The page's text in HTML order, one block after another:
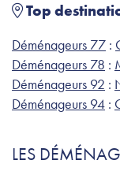
Top
Déménageurs 77 :
Déménageurs 78 :
Déménageurs 92 :
Déménageurs 94 :
LES